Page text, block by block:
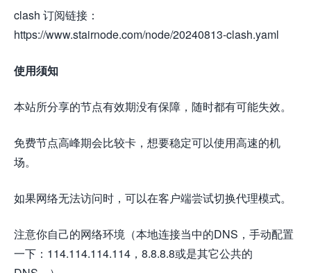
clash 订阅链接：
https://www.stairnode.com/node/20240813-clash.yaml
使用须知
本站所分享的节点有效期没有保障，随时都有可能失效。
免费节点高峰期会比较卡，想要稳定可以使用高速的机
场。
如果网络无法访问时，可以在客户端尝试切换代理模式。
注意你自己的网络环境（本地连接当中的DNS，手动配置
一下：114.114.114.114，8.8.8.8或是其它公共的